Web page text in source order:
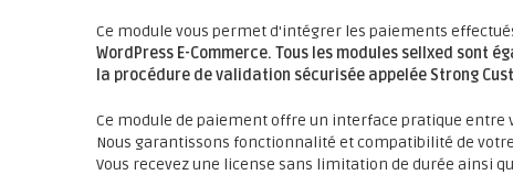
Ce module vous permet d'intégrer les paiements
WordPress E-Commerce. Tous les modules sellxed sont
la procédure de validation sécurisée appelée Strong
Ce module de paiement offre un interface pratique entre
Nous garantissons fonctionnalité et compatibilité de
Vous recevez une license sans limitation de durée ainsi